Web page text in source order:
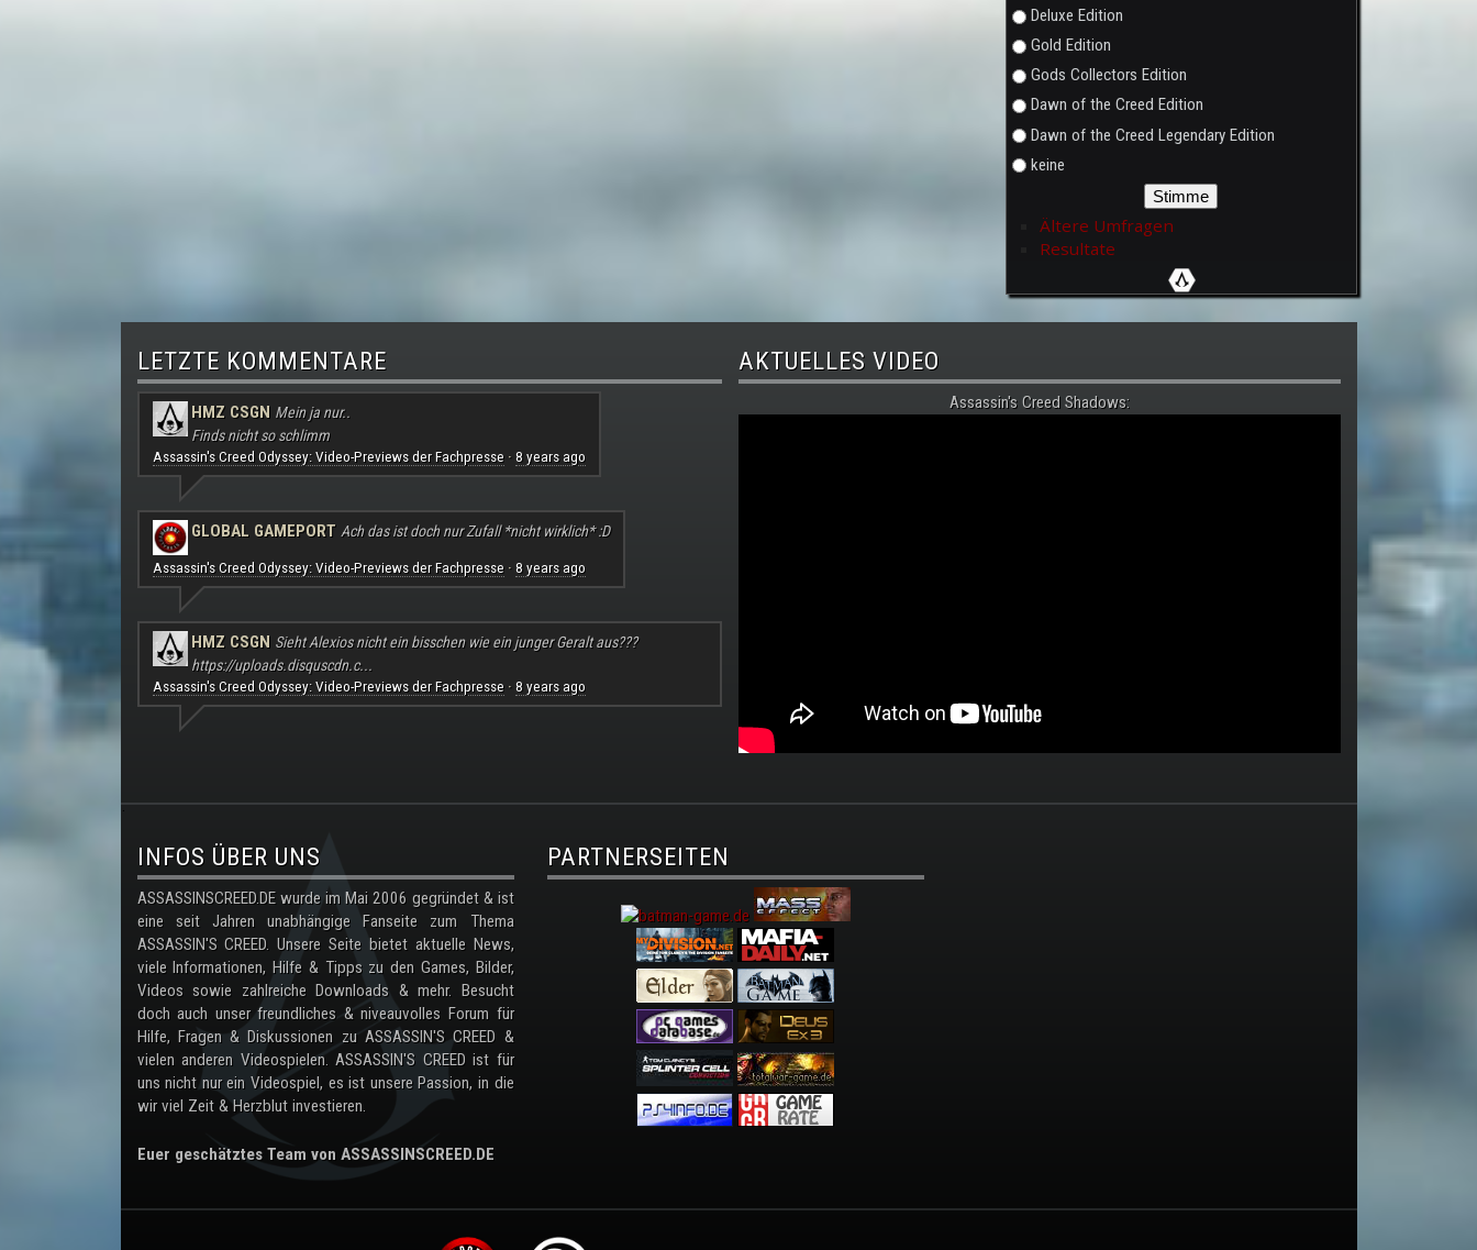
Deluxe Edition
Gold Edition
Gods Collectors Edition
Dawn of the Creed Edition
Dawn of the Creed Legendary Edition
keine
Ältere Umfragen
Resultate
LETZTE KOMMENTARE
HMZ CSGN Mein ja nur..
Finds nicht so schlimm
Assassin's Creed Odyssey: Video-Previews der Fachpresse· 8 years ago
GLOBAL GAMEPORT Ach das ist doch nur Zufall *nicht wirklich* :D
Assassin's Creed Odyssey: Video-Previews der Fachpresse· 8 years ago
HMZ CSGN Sieht Alexios nicht ein bisschen wie ein junger Geralt aus???
https://uploads.disquscdn.c...
Assassin's Creed Odyssey: Video-Previews der Fachpresse· 8 years ago
AKTUELLES VIDEO
Assassin's Creed Shadows:
.
INFOS ÜBER UNS
ASSASSINSCREED.DE wurde im Mai 2006 gegründet & ist
eine seit Jahren unabhängige Fanseite zum Thema
ASSASSIN'S CREED. Unsere Seite bietet aktuelle News,
viele Informationen, Hilfe & Tipps zu den Games, Bilder,
Videos sowie zahlreiche Downloads & mehr. Besucht
doch auch unser freundliches & niveauvolles Forum für
Hilfe, Fragen & Diskussionen zu ASSASSIN'S CREED &
vielen anderen Videospielen. ASSASSIN'S CREED ist für
uns nicht nur ein Videospiel, es ist unsere Passion, in die
wir viel Zeit & Herzblut investieren.
Euer geschätztes Team von ASSASSINSCREED.DE
PARTNERSEITEN